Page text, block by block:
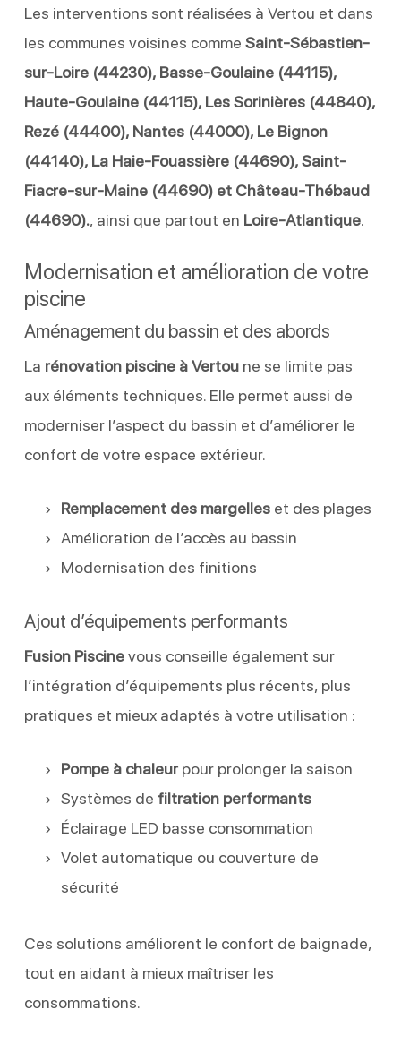
Les interventions sont réalisées à Vertou et dans
les communes voisines comme Saint-Sébastien-
sur-Loire (44230), Basse-Goulaine (44115),
Haute-Goulaine (44115), Les Sorinières (44840),
Rezé (44400), Nantes (44000), Le Bignon
(44140), La Haie-Fouassière (44690), Saint-
Fiacre-sur-Maine (44690) et Château-Thébaud
(44690)., ainsi que partout en Loire-Atlantique.
Modernisation et amélioration de votre
piscine
Aménagement du bassin et des abords
La rénovation piscine à Vertoune se limite pas
aux éléments techniques. Elle permet aussi de
moderniser l’aspect du bassin et d’améliorer le
confort de votre espace extérieur.
Remplacement des margelleset des plages
Amélioration de l’accès au bassin
Modernisation des finitions
Ajout d’équipements performants
Fusion Piscinevous conseille également sur
l’intégration d’équipements plus récents, plus
pratiques et mieux adaptés à votre utilisation :
Pompe à chaleurpour prolonger la saison
Systèmes de filtration performants
Éclairage LED basse consommation
Volet automatique ou couverture de
sécurité
Ces solutions améliorent le confort de baignade,
tout en aidant à mieux maîtriser les
consommations.